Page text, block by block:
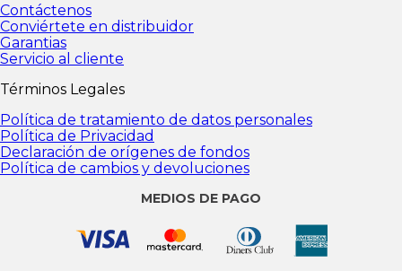
Contáctenos
Conviértete en distribuidor
Garantias
Servicio al cliente
Términos Legales
Política de tratamiento de datos personales
Política de Privacidad
Declaración de orígenes de fondos
Política de cambios y devoluciones
MEDIOS DE PAGO